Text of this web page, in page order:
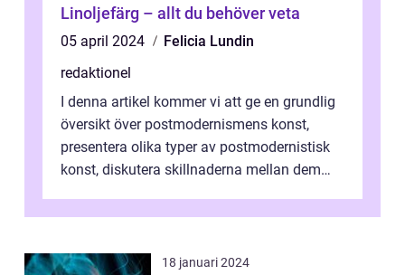
Linoljefärg – allt du behöver veta
05 april 2024
Felicia Lundin
redaktionel
I denna artikel kommer vi att ge en grundlig
översikt över postmodernismens konst,
presentera olika typer av postmodernistisk
konst, diskutera skillnaderna mellan dem
18 januari 2024